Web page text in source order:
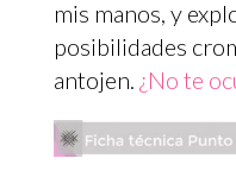
mis manos, y
posibilidades
antojen. ¿No te